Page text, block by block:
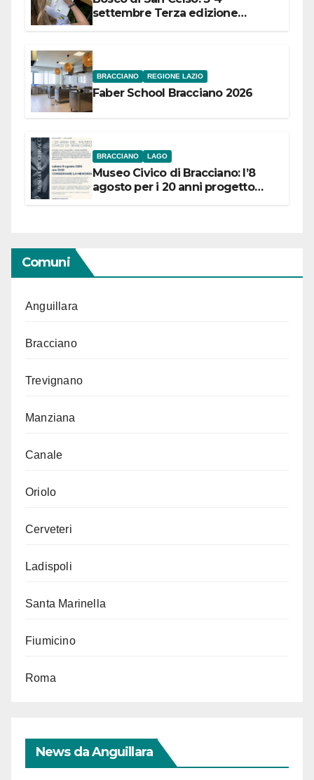
settembre Terza edizione
BRACCIANO REGIONE LAZIO
Faber School Bracciano 2026
BRACCIANO LAGO
Museo Civico di Bracciano: l’8
agosto per i 20 anni progetto
Comuni
Anguillara
Bracciano
Trevignano
Manziana
Canale
Oriolo
Cerveteri
Ladispoli
Santa Marinella
Fiumicino
Roma
News da Anguillara